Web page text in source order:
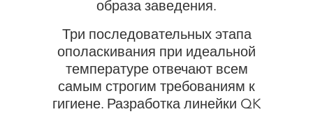
образа заведения.
Три последовательных этапа
ополаскивания при идеальной
температуре отвечают всем
самым строгим требованиям к
гигиене. Разработка линейки QK